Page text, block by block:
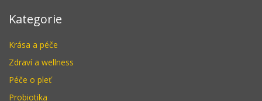
Kategorie
Krása a péče
Zdraví a wellness
Péče o pleť
Probiotika